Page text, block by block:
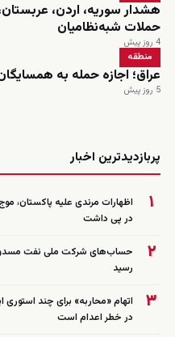
هشدار سوریه، اردن،
حملات شبه‌نظامیان
4 روز پیش
منطقه
عراق؛ اجازه حمله به
5 روز پیش
پربازدیدترین اخبار
۱
اظهارات مرندی علیه پاکستان،
در پی داشت
۲
حساب‌های شرکت ملی نفت
رسید
۳
در خطر اعدام است